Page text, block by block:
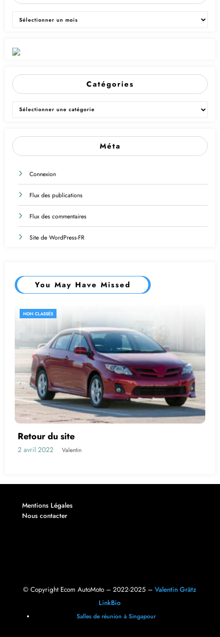
Archives
Catégories
Catégories
Méta
Connexion
Flux des publications
Flux des commentaires
Site de WordPress-FR
You May Have Missed
NON CLASSÉS
Retour du site
2 avril 2022 Valentin
Mentions Légales
Nous contacter
© Copyright Ecom AutoMoto – 2022-2025 –Valentin Grätz
LinkBio
Salles de réunion à Singapour